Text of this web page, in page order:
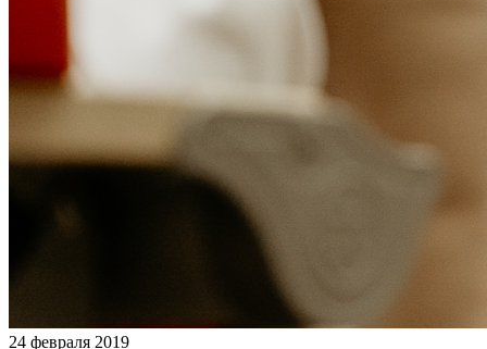
24 февраля 2019